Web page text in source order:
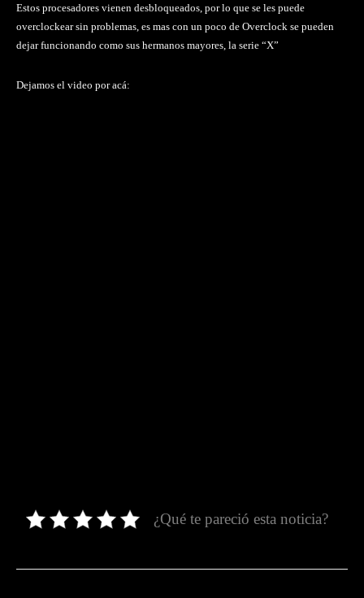
Estos procesadores vienen desbloqueados, por lo que se les puede
overclockear sin problemas, es mas con un poco de Overclock se pueden
dejar funcionando como sus hermanos mayores, la serie “X”
Dejamos el video por acá:
¿Qué te pareció esta noticia?